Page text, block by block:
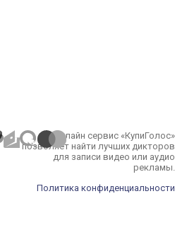
Онлайн сервис «КупиГолос»
позволяет найти лучших дикторов
для записи видео или аудио
рекламы.
Политика конфиденциальности